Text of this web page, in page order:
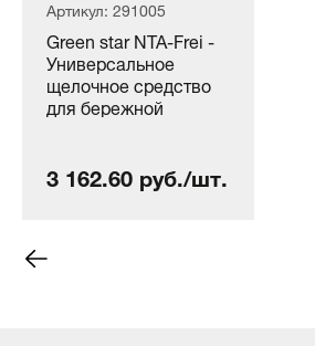
Артикул: 291005
Green star NTA-Frei -
Универсальное
щелочное средство
для бережной
первичной мойки
NTA* (5 кг)
3 162.60 руб./шт.